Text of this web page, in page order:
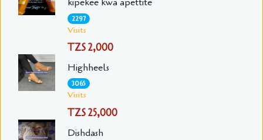
kipekee kwa apettite
2297
Visits
TZS 2,000
Highheels
3065
Visits
TZS 25,000
Dishdash